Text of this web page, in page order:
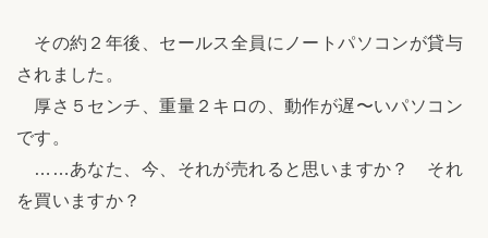
その約２年後、セールス全員にノートパソコンが貸与
されました。
厚さ５センチ、重量２キロの、動作が遅〜いパソコン
です。
……あなた、今、それが売れると思いますか？ それ
を買いますか？